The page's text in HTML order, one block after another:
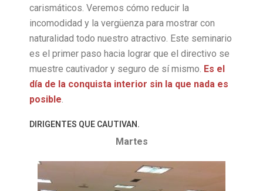
carismáticos. Veremos cómo reducir la
incomodidad y la vergüenza para mostrar con
naturalidad todo nuestro atractivo. Este seminario
es el primer paso hacia lograr que el directivo se
muestre cautivador y seguro de sí mismo. Es el
día de la conquista interior sin la que nada es
posible.
DIRIGENTES QUE CAUTIVAN.
Martes